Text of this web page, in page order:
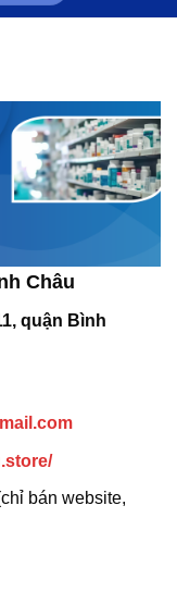
Châu
quận Bình
bán website,